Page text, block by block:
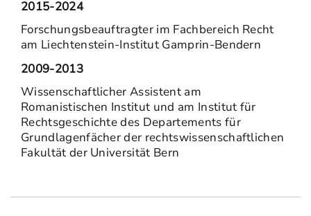
2015-2024
Forschungsbeauftragter im Fachbereich Recht
am Liechtenstein-Institut Gamprin-Bendern
2009-2013
Wissenschaftlicher Assistent am
Romanistischen Institut und am Institut für
Rechtsgeschichte des Departements für
Grundlagenfächer der rechtswissenschaftlichen
Fakultät der Universität Bern